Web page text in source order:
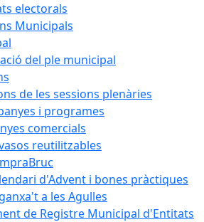
electorals
Municipals
del ple municipal
de les sessions plenàries
i programes
comercials
reutilitzables
d'Advent i bones pràctiques
a les Agulles
de Registre Municipal d'Entitats